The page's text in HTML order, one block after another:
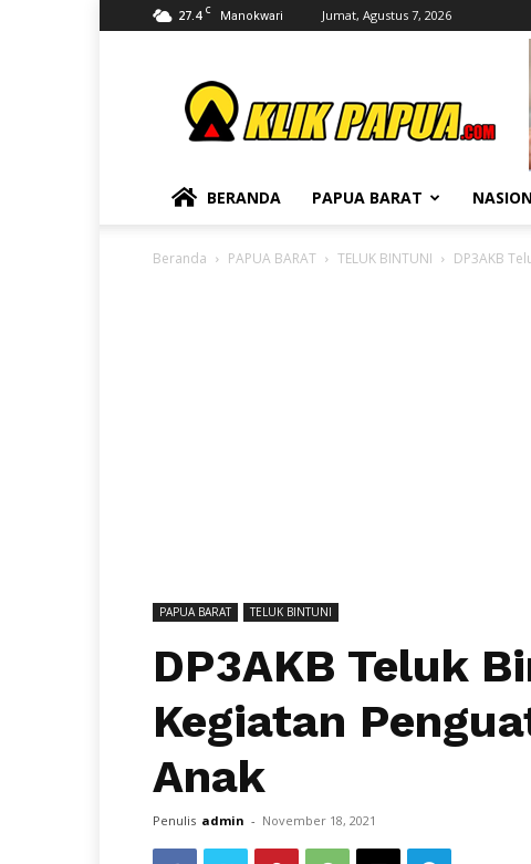
27.4 C Manokwari Jumat, Agustus 7, 2026
BERANDA PAPUA BARAT
Beranda PAPUA BARAT TELUK BINTUNI DP3AKB
PAPUA BARAT TELUK BINTUNI
DP3AKB Teluk
Kegiatan
Anak
Penulis admin - November 18, 2021